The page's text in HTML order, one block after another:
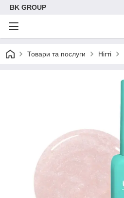
BK GROUP
Товари та послуги Нігті